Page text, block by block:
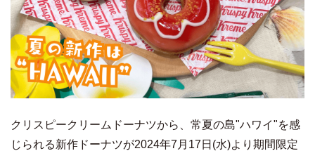
クリスピークリームドーナツから、常夏の島"ハワイ"を感
じられる新作ドーナツが2024年7月17日(水)より期間限定